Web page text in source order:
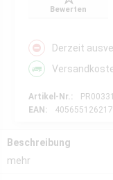
Bewerten
Derzeit
Artikel-Nr.:
EAN:
Beschreibung
mehr